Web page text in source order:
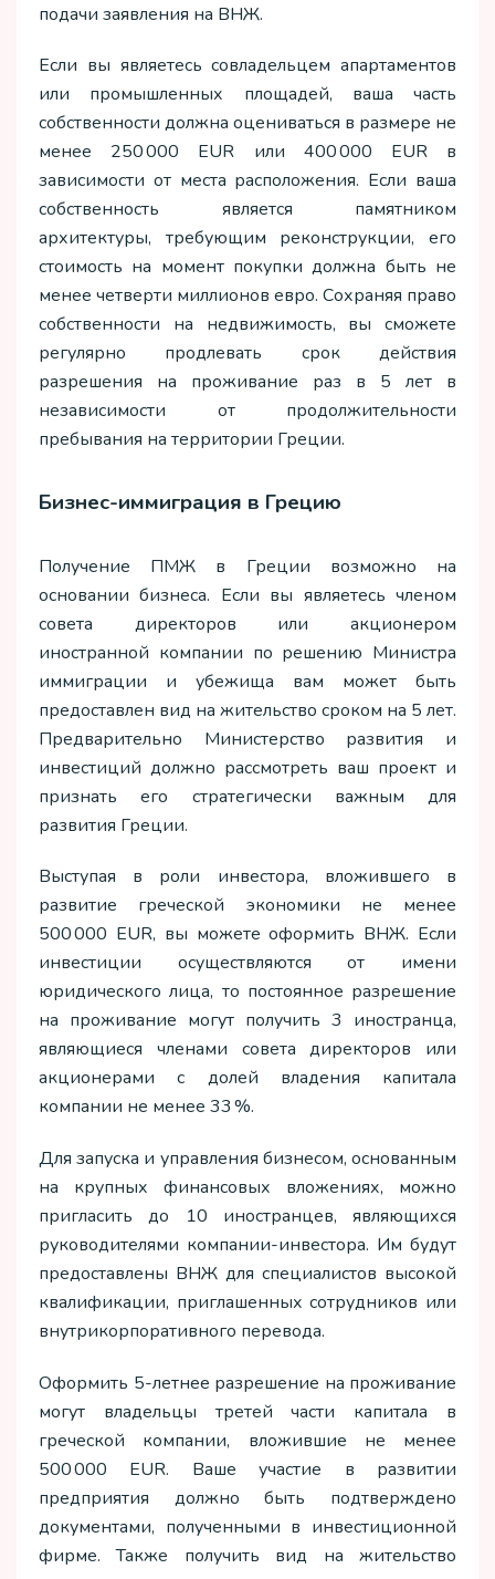
подачи заявления на ВНЖ.
Если вы являетесь совладельцем апартаментов
или промышленных площадей, ваша часть
собственности должна оцениваться в размере не
менее 250 000 EUR или 400 000 EUR в
зависимости от места расположения. Если ваша
собственность является памятником
архитектуры, требующим реконструкции, его
стоимость на момент покупки должна быть не
менее четверти миллионов евро. Сохраняя право
собственности на недвижимость, вы сможете
регулярно продлевать срок действия
разрешения на проживание раз в 5 лет в
независимости от продолжительности
пребывания на территории Греции.
Бизнес-иммиграция в Грецию
Получение ПМЖ в Греции возможно на
основании бизнеса. Если вы являетесь членом
совета директоров или акционером
иностранной компании по решению Министра
иммиграции и убежища вам может быть
предоставлен вид на жительство сроком на 5 лет.
Предварительно Министерство развития и
инвестиций должно рассмотреть ваш проект и
признать его стратегически важным для
развития Греции.
Выступая в роли инвестора, вложившего в
развитие греческой экономики не менее
500 000 EUR, вы можете оформить ВНЖ. Если
инвестиции осуществляются от имени
юридического лица, то постоянное разрешение
на проживание могут получить 3 иностранца,
являющиеся членами совета директоров или
акционерами с долей владения капитала
компании не менее 33 %.
Для запуска и управления бизнесом, основанным
на крупных финансовых вложениях, можно
пригласить до 10 иностранцев, являющихся
руководителями компании-инвестора. Им будут
предоставлены ВНЖ для специалистов высокой
квалификации, приглашенных сотрудников или
внутрикорпоративного перевода.
Оформить 5-летнее разрешение на проживание
могут владельцы третей части капитала в
греческой компании, вложившие не менее
500 000 EUR. Ваше участие в развитии
предприятия должно быть подтверждено
документами, полученными в инвестиционной
фирме. Также получить вид на жительство